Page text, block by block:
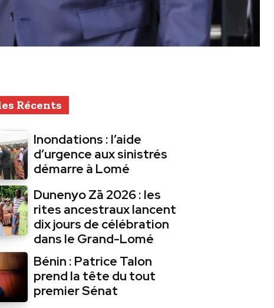
Récents
Inondations : l’aide
d’urgence aux sinistrés
démarre à Lomé
Dunenyo Zā 2026 : les
rites ancestraux lancent
dix jours de célébration
dans le Grand-Lomé
Bénin : Patrice Talon
prend la tête du tout
premier Sénat